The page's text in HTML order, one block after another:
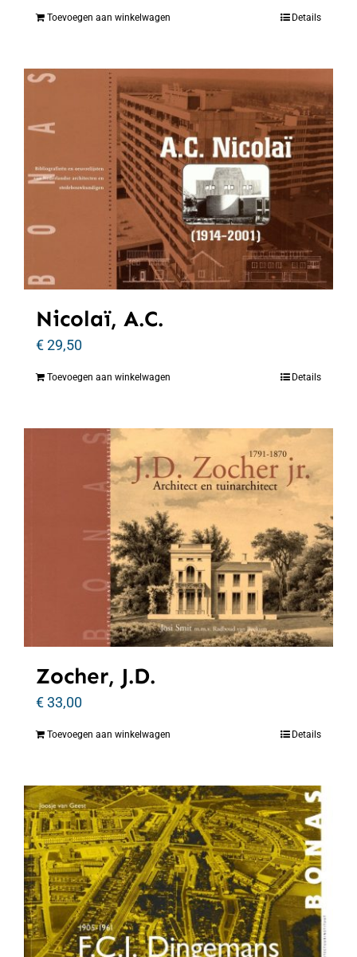
Toevoegen aan winkelwagen Details
Nicolaï, A.C.
€29,50
Toevoegen aan winkelwagen Details
Zocher, J.D.
€33,00
Toevoegen aan winkelwagen Details